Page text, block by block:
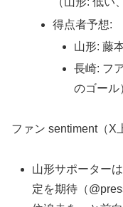
得点者予想:
山形: 藤
長崎: フ
のゴール
ファン sentiment（X
山形サポーター
定を期待（